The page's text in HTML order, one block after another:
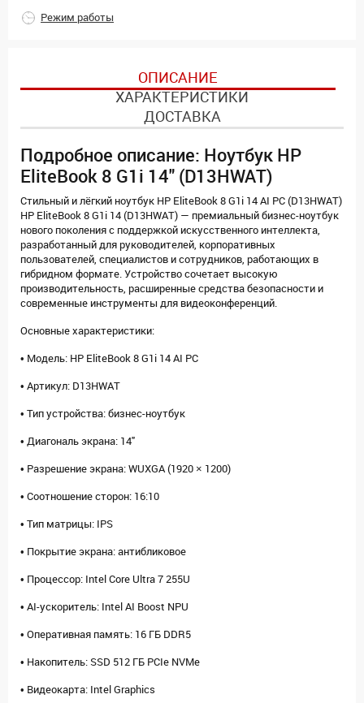
Режим работы
ОПИСАНИЕ
ХАРАКТЕРИСТИКИ
ДОСТАВКА
Подробное описание: Ноутбук HP
EliteBook 8 G1i 14" (D13HWAT)
Стильный и лёгкий ноутбук HP EliteBook 8 G1i 14 AI PC (D13HWAT)
HP EliteBook 8 G1i 14 (D13HWAT) — премиальный бизнес-ноутбук
нового поколения с поддержкой искусственного интеллекта,
разработанный для руководителей, корпоративных
пользователей, специалистов и сотрудников, работающих в
гибридном формате. Устройство сочетает высокую
производительность, расширенные средства безопасности и
современные инструменты для видеоконференций.
Основные характеристики:
• Модель: HP EliteBook 8 G1i 14 AI PC
• Артикул: D13HWAT
• Тип устройства: бизнес-ноутбук
• Диагональ экрана: 14"
• Разрешение экрана: WUXGA (1920 × 1200)
• Соотношение сторон: 16:10
• Тип матрицы: IPS
• Покрытие экрана: антибликовое
• Процессор: Intel Core Ultra 7 255U
• AI-ускоритель: Intel AI Boost NPU
• Оперативная память: 16 ГБ DDR5
• Накопитель: SSD 512 ГБ PCIe NVMe
• Видеокарта: Intel Graphics